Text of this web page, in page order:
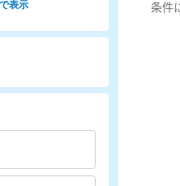
条件
表示